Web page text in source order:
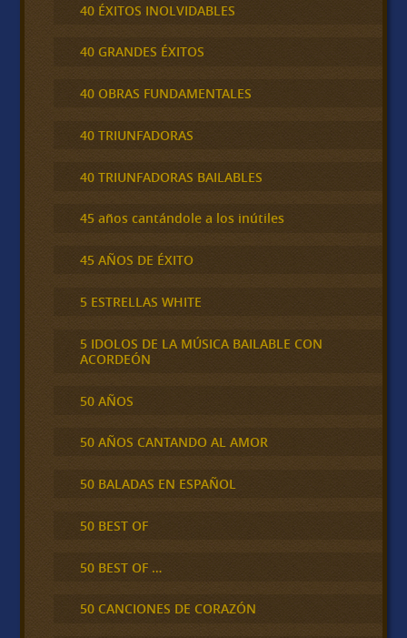
40 ÉXITOS INOLVIDABLES
40 GRANDES ÉXITOS
40 OBRAS FUNDAMENTALES
40 TRIUNFADORAS
40 TRIUNFADORAS BAILABLES
45 años cantándole a los inútiles
45 AÑOS DE ÉXITO
5 ESTRELLAS WHITE
5 IDOLOS DE LA MÚSICA BAILABLE CON
ACORDEÓN
50 AÑOS
50 AÑOS CANTANDO AL AMOR
50 BALADAS EN ESPAÑOL
50 BEST OF
50 BEST OF …
50 CANCIONES DE CORAZÓN